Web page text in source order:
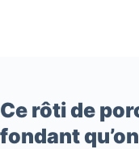
Ce rôti de
fondant